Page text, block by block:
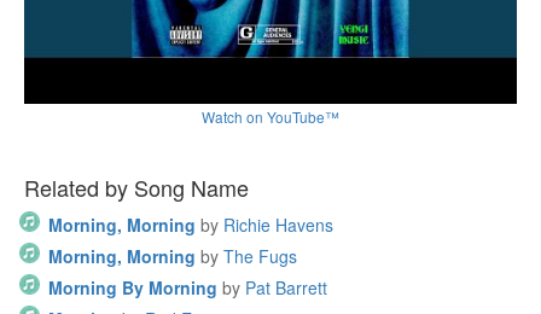
Watch on YouTube™
Related by Song Name
Morning, Morning by Richie Havens
Morning, Morning by The Fugs
Morning By Morning by Pat Barrett